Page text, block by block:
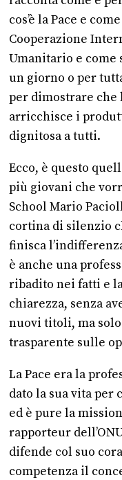
cos’è la Pace e
Cooperazione
Umanitario e come
un giorno o per
per dimostrare che
arricchisce i
dignitosa a tutti.
Ecco, è questo
più giovani che
School Mario
cortina di silenzio
finisca
è anche una
ribadito nei fatti e
chiarezza, senza
nuovi titoli, ma
trasparente sulle
La Pace era la
dato la sua vita
ed è pure la
rapporteur
difende col suo
competenza il